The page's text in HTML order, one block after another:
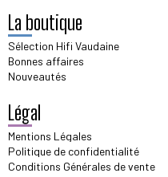
La boutique
Sélection Hifi Vaudaine
Bonnes affaires
Nouveautés
Légal
Mentions Légales
Politique de confidentialité
Conditions Générales de vente